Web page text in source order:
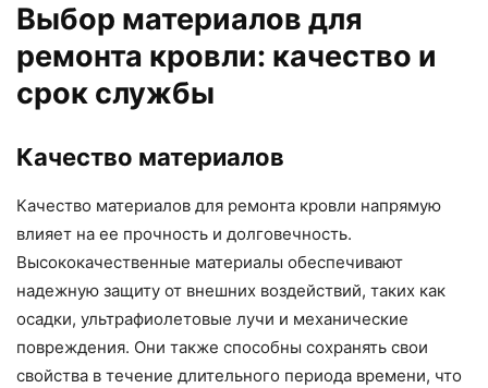
Выбор материалов для
ремонта кровли: качество и
срок службы
Качество материалов
Качество материалов для ремонта кровли напрямую
влияет на ее прочность и долговечность.
Высококачественные материалы обеспечивают
надежную защиту от внешних воздействий, таких как
осадки, ультрафиолетовые лучи и механические
повреждения. Они также способны сохранять свои
свойства в течение длительного периода времени, что